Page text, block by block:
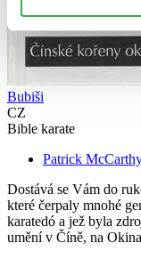
Bubiši
CZ
Bible karate
Patrick
Dostává se Vám do
které čerpaly mnohé
karatedó a jež byla
umění v Číně, na